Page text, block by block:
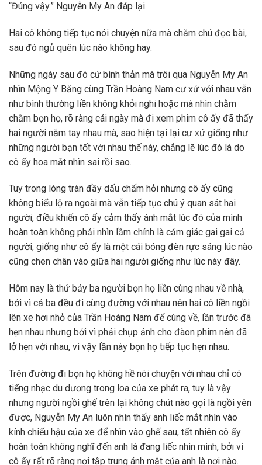
“Đúng vậy.” Nguyễn My An đáp lại.
Hai cô không tiếp tục nói chuyện nữa mà chăm chú đọc bài,
sau đó ngủ quên lúc nào không hay.
Những ngày sau đó cứ bình thản mà trôi qua Nguyễn My An
nhìn Mộng Y Băng cùng Trần Hoàng Nam cư xử với nhau vẫn
như bình thường liền không khỏi nghi hoặc mà nhìn chằm
chằm bọn họ, rõ ràng cái ngày mà đi xem phim cô ấy đã thấy
hai người nắm tay nhau mà, sao hiện tại lại cư xử giống như
những người bạn tốt với nhau thế này, chẳng lẽ lúc đó là do
cô ấy hoa mắt nhìn sai rồi sao.
Tuy trong lòng tràn đầy dấu chấm hỏi nhưng cô ấy cũng
không biểu lộ ra ngoài mà vẫn tiếp tục chú ý quan sát hai
người, điều khiến cô ấy cảm thấy ánh mắt lúc đó của mình
hoàn toàn không phải nhìn lầm chính là cảm giác gai gai cả
người, giống như cô ấy là một cái bóng đèn rực sáng lúc nào
cũng chen chân vào giữa hai người giống như lúc này đây.
Hôm nay là thứ bảy ba người bọn họ liền cùng nhau về nhà,
bởi vì cả ba đều đi cùng đường với nhau nên hai cô liền ngồi
lên xe hơi nhỏ của Trần Hoàng Nam để cùng về, lần trước đã
hẹn nhau nhưng bởi vì phải chụp ảnh cho đàon phim nên đã
lở hẹn với nhau, vì vậy lần này bọn họ tiếp tục hẹn nhau.
Trên đường đi bọn họ không hề nói chuyện với nhau chỉ có
tiếng nhạc du dương trong loa của xe phát ra, tuy là vậy
nhưng người ngồi ghế trên lại không chút nào gọi là ngồi yên
được, Nguyễn My An luôn nhìn thấy anh liếc mắt nhìn vào
kính chiếu hậu của xe để nhìn vào ghế sau, tất nhiên cô ấy
hoàn toàn không nghĩ đến anh là đang liếc nhìn mình, bởi vì
cô ấy rất rõ ràng nơi tập trung ánh mắt của anh là nơi nào.